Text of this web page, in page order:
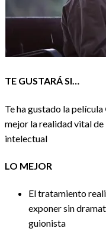
TE GUSTARÁ SI…
Te ha gustado la película
mejor la realidad vital
intelectual
LO MEJOR
El tratamiento
exponer sin
guionista